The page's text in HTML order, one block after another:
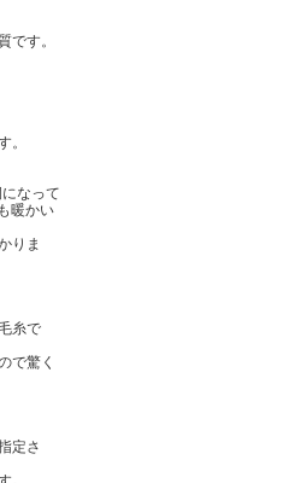
です。
。
なって
暖かい
りま
糸で
で驚く
定さ